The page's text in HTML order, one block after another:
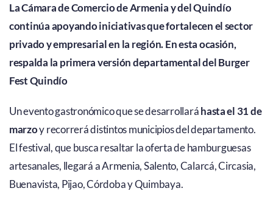
La Cámara de Comercio de Armenia y del Quindío
continúa apoyando iniciativas que fortalecen el sector
privado y empresarial en la región. En esta ocasión,
respalda la primera versión departamental del Burger
Fest Quindío
Un evento gastronómico que se desarrollaráhasta el 31 de
marzoy recorrerá distintos municipios del departamento.
El festival, que busca resaltar la oferta de hamburguesas
artesanales, llegará a Armenia, Salento, Calarcá, Circasia,
Buenavista, Pijao, Córdoba y Quimbaya.